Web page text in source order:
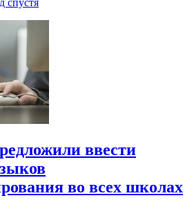
спустя
ввести
во всех школах